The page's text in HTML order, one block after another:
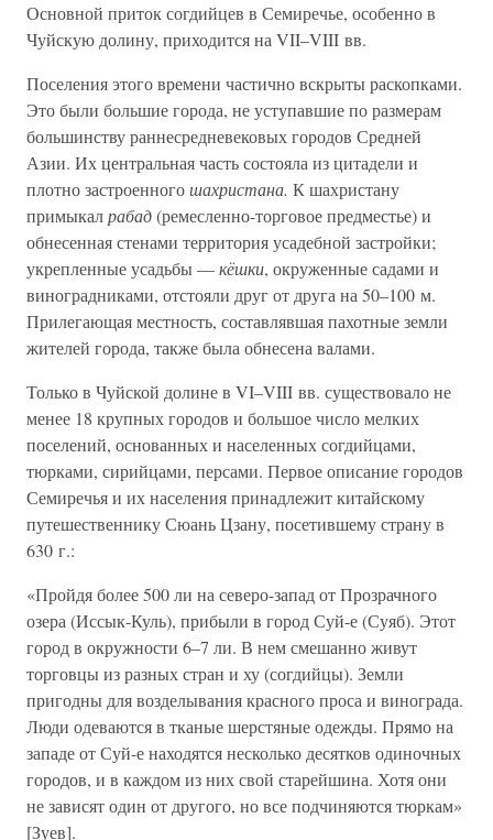
Основной приток согдийцев в Семиречье, особенно в
Чуйскую долину, приходится на VII–VIII вв.
Поселения этого времени частично вскрыты раскопками.
Это были большие города, не уступавшие по размерам
большинству раннесредневековых городов Средней
Азии. Их центральная часть состояла из цитадели и
плотно застроенногошахристана. К шахристану
примыкалрабад(ремесленно-торговое предместье) и
обнесенная стенами территория усадебной застройки;
укрепленные усадьбы —кёшки, окруженные садами и
виноградниками, отстояли друг от друга на 50–100 м.
Прилегающая местность, составлявшая пахотные земли
жителей города, также была обнесена валами.
Только в Чуйской долине в VI–VIII вв. существовало не
менее 18 крупных городов и большое число мелких
поселений, основанных и населенных согдийцами,
тюрками, сирийцами, персами. Первое описание городов
Семиречья и их населения принадлежит китайскому
путешественнику Сюань Цзану, посетившему страну в
630 г.:
«Пройдя более 500 ли на северо-запад от Прозрачного
озера (Иссык-Куль), прибыли в город Суй-е (Суяб). Этот
город в окружности 6–7 ли. В нем смешанно живут
торговцы из разных стран и ху (согдийцы). Земли
пригодны для возделывания красного проса и винограда.
Люди одеваются в тканые шерстяные одежды. Прямо на
западе от Суй-е находятся несколько десятков одиночных
городов, и в каждом из них свой старейшина. Хотя они
не зависят один от другого, но все подчиняются тюркам»
[Зуев].